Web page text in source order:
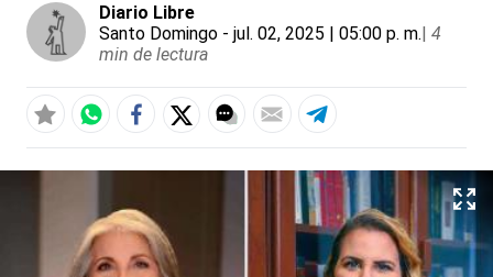
Diario Libre
Santo Domingo - jul. 02, 2025 | 05:00 p. m.| 4
min de lectura